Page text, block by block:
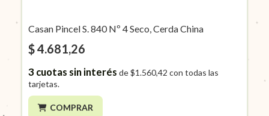
Casan Pincel S. 840 Nº 4 Seco, Cerda China
$ 4.681,26
3cuotas sin interés de$1.560,42 con todas las
tarjetas.
COMPRAR